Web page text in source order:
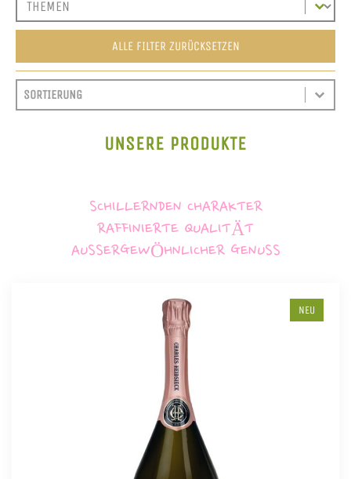
ALLE FILTER ZURÜCKSETZEN
SORTIEREN
SORT CONTENT
SORT CONTENT
UNSERE PRODUKTE
SCHILLERNDEN CHARAKTER
RAFFINIERTE QUALITÄT
AUSSERGEWÖHNLICHER GENUSS
NEU